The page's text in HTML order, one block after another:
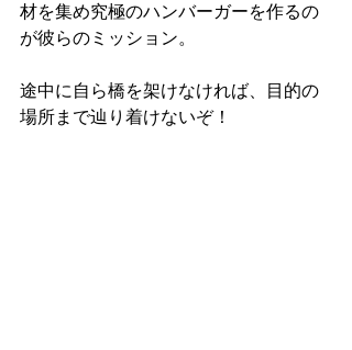
材を集め究極のハンバーガーを作るの
が彼らのミッション。
途中に自ら橋を架けなければ、目的の
場所まで辿り着けないぞ！